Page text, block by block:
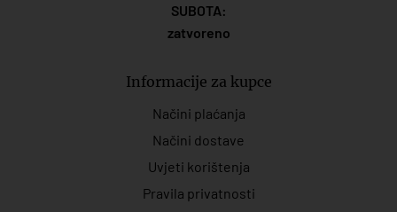
SUBOTA:
zatvoreno
Informacije za kupce
Načini plaćanja
Načini dostave
Uvjeti korištenja
Pravila privatnosti